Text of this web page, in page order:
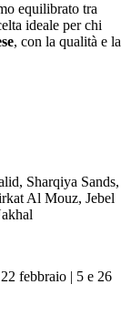
equilibrato tra
ideale per chi
, con la qualità e la
Sharqiya Sands,
Al Mouz, Jebel
febbraio | 5 e 26